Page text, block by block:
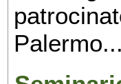
Palermo...